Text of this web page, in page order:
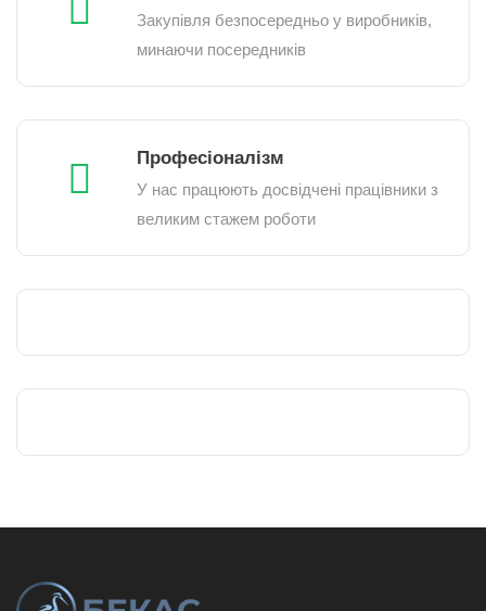
Закупівля безпосередньо у виробників,
минаючи посередників
Професіоналізм
У нас працюють досвідчені працівники з
великим стажем роботи